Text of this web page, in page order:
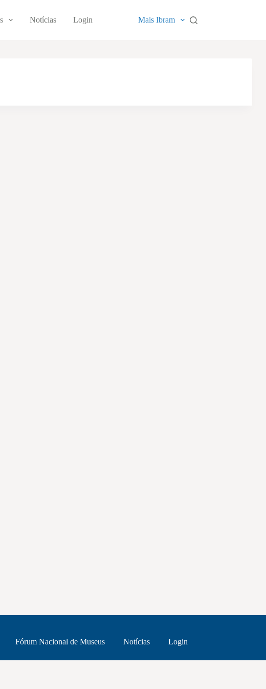
Notícias Login Mais Ibram
Fórum Nacional de Museus Notícias Login